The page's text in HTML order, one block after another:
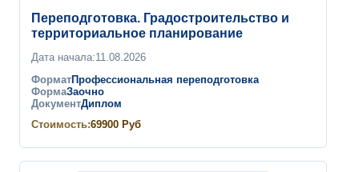
Переподготовка. Градостроительство и
территориальное планирование
Дата начала:11.08.2026
ФорматПрофессиональная переподготовка
ФормаЗаочно
ДокументДиплом
Стоимость:69900 Руб